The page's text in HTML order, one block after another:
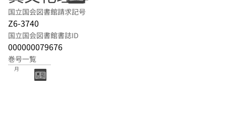
国立国会図書館請求記号
Z6-3740
国立国会図書館書誌ID
000000079676
巻号一覧
1号 1991年5
月